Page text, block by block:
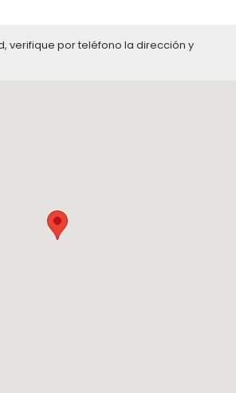
verifique por teléfono la dirección y